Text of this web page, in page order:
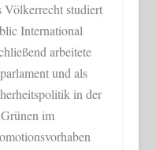
studiert
International
arbeitete
und als
in der
im